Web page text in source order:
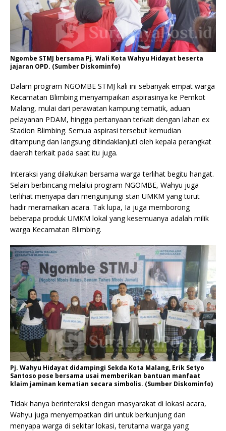
Ngombe STMJ bersama Pj. Wali Kota Wahyu Hidayat beserta
jajaran OPD. (Sumber Diskominfo)
Dalam program NGOMBE STMJ kali ini sebanyak empat warga
Kecamatan Blimbing menyampaikan aspirasinya ke Pemkot
Malang, mulai dari perawatan kampung tematik, aduan
pelayanan PDAM, hingga pertanyaan terkait dengan lahan ex
Stadion Blimbing. Semua aspirasi tersebut kemudian
ditampung dan langsung ditindaklanjuti oleh kepala perangkat
daerah terkait pada saat itu juga.
Interaksi yang dilakukan bersama warga terlihat begitu hangat.
Selain berbincang melalui program NGOMBE, Wahyu juga
terlihat menyapa dan mengunjungi stan UMKM yang turut
hadir meramaikan acara. Tak lupa, Ia juga memborong
beberapa produk UMKM lokal yang kesemuanya adalah milik
warga Kecamatan Blimbing.
Pj. Wahyu Hidayat didampingi Sekda Kota Malang, Erik Setyo
Santoso pose bersama usai memberikan bantuan manfaat
klaim jaminan kematian secara simbolis. (Sumber Diskominfo)
Tidak hanya berinteraksi dengan masyarakat di lokasi acara,
Wahyu juga menyempatkan diri untuk berkunjung dan
menyapa warga di sekitar lokasi, terutama warga yang